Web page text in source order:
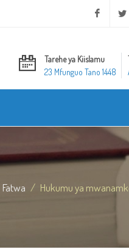
Tarehe ya Kiislamu
23 Mfunguo Tano 1448
Fatwa Hukumu ya